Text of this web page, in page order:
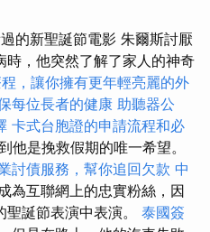
的新聖誕節電影 朱爾斯討厭
，他突然了解了家人的神奇
，讓你擁有更年輕亮麗的外
每位長者的健康 助聽器公
卡式台胞證的申請流程和必
他是挽救假期的唯一希望。
討債服務，幫你追回欠款 中
為互聯網上的忠實粉絲，因
誕節表演中表演。 泰國簽